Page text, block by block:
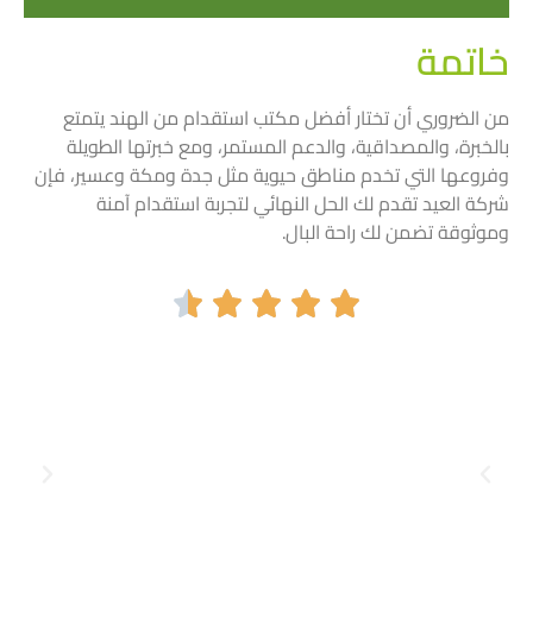
Click Here
خاتمة
من الضروري أن تختار أفضل مكتب استقدام من الهند يتمتع
بالخبرة، والمصداقية، والدعم المستمر، ومع خبرتها الطويلة
وفروعها التي تخدم مناطق حيوية مثل جدة ومكة وعسير، فإن
شركة العيد تقدم لك الحل النهائي لتجربة استقدام آمنة
وموثوقة تضمن لك راحة البال.